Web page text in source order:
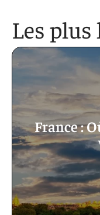
Les plus
France :